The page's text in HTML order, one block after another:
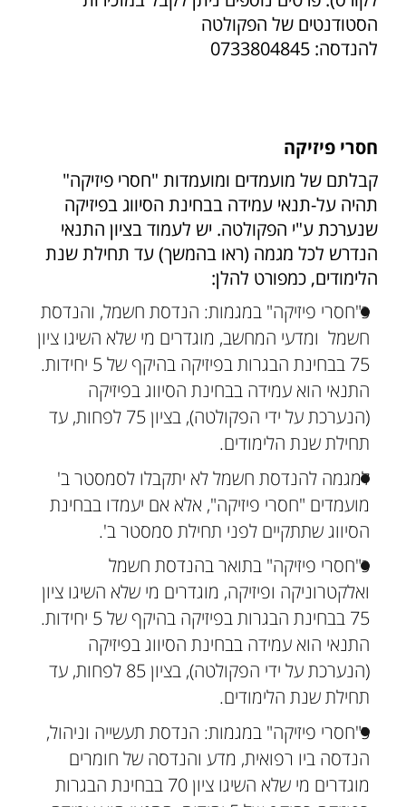
הסטודנטים של הפקולטה
להנדסה: 0733804845
חסרי פיזיקה
קבלתם של מועמדים ומועמדות "חסרי פיזיקה"
תהיה על-תנאי עמידה בבחינת הסיווג בפיזיקה
שנערכת ע"י הפקולטה. יש לעמוד בציון התנאי
הנדרש לכל מגמה (ראו בהמשך) עד תחילת שנת
הלימודים, כמפורט להלן:
כ"חסרי פיזיקה" במגמות: הנדסת חשמל, והנדסת
חשמל ומדעי המחשב, מוגדרים מי שלא השיגו ציון
75 בבחינת הבגרות בפיזיקה בהיקף של 5 יחידות.
התנאי הוא עמידה בבחינת הסיווג בפיזיקה
(הנערכת על ידי הפקולטה), בציון 75 לפחות, עד
תחילת שנת הלימודים.
למגמה להנדסת חשמל לא יתקבלו לסמסטר ב'
מועמדים "חסרי פיזיקה", אלא אם יעמדו בבחינת
הסיווג שתתקיים לפני תחילת סמסטר ב'.
כ"חסרי פיזיקה" בתואר בהנדסת חשמל
ואלקטרוניקה ופיזיקה, מוגדרים מי שלא השיגו ציון
75 בבחינת הבגרות בפיזיקה בהיקף של 5 יחידות.
התנאי הוא עמידה בבחינת הסיווג בפיזיקה
(הנערכת על ידי הפקולטה), בציון 85 לפחות, עד
תחילת שנת הלימודים.
כ"חסרי פיזיקה" במגמות: הנדסת תעשייה וניהול,
הנדסה ביו רפואית, מדע והנדסה של חומרים
מוגדרים מי שלא השיגו ציון 70 בבחינת הבגרות